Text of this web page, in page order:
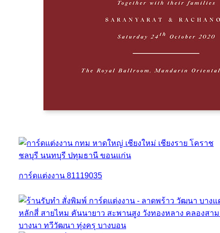
การ์ดแต่งงาน 81119035